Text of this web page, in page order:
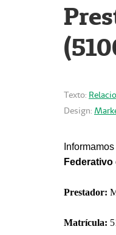
Texto:
Design:
Federativo
Prestador:
Matrícula: